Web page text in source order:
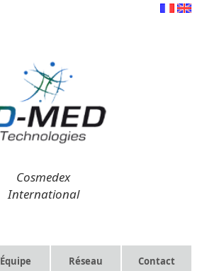
Cosmedex
International
Équipe Réseau Contact